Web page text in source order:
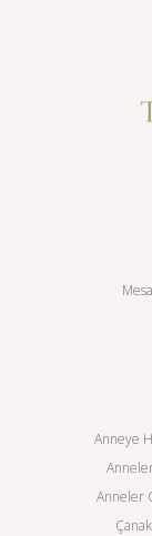
Anneye
Anneler